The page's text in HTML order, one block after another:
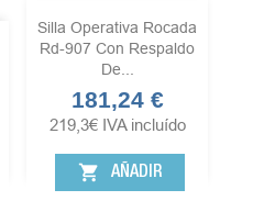
Silla Operativa Rocada
Rd-907 Con Respaldo
De...
Precio
181,24 €
219,3€ IVA incluído
shopping_cart AÑADIR